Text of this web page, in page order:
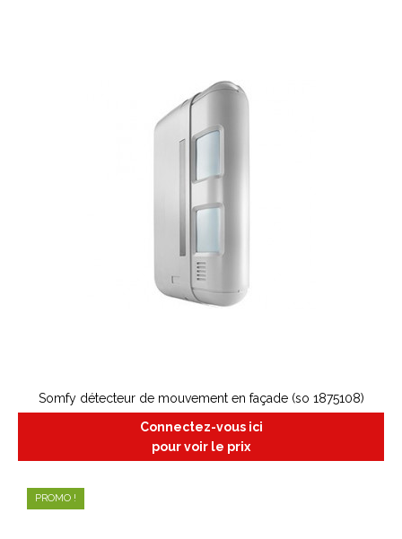
Somfy détecteur de mouvement en façade (so 1875108)
Connectez-vous ici
pour voir le prix
PROMO !